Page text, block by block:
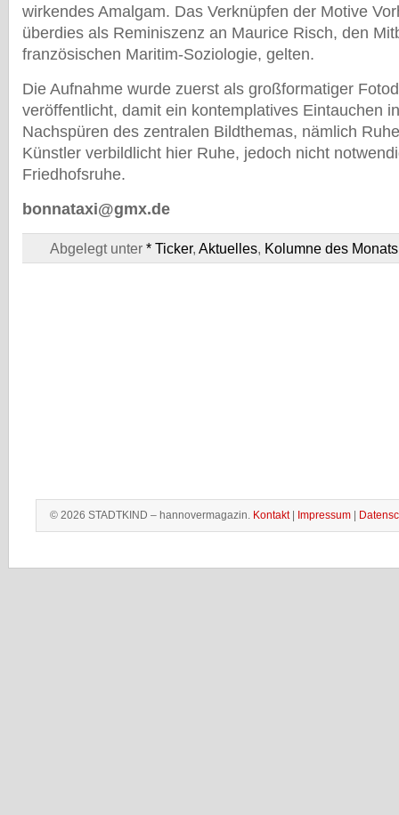
wirkendes Amalgam. Das Verknüpfen der Motive
überdies als Reminiszenz an Maurice Risch, den
französischen Maritim-Soziologie, gelten.
Die Aufnahme wurde zuerst als großformatiger
veröffentlicht, damit ein kontemplatives Eintauchen
Nachspüren des zentralen Bildthemas, nämlich
Künstler verbildlicht hier Ruhe, jedoch nicht
Friedhofsruhe.
bonnataxi@gmx.de
Abgelegt unter * Ticker, Aktuelles, Kolumne des Monats
© 2026 STADTKIND – hannovermagazin. Kontakt| Impressum